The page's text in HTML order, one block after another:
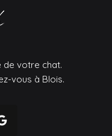
votre chat.
vous à Blois.